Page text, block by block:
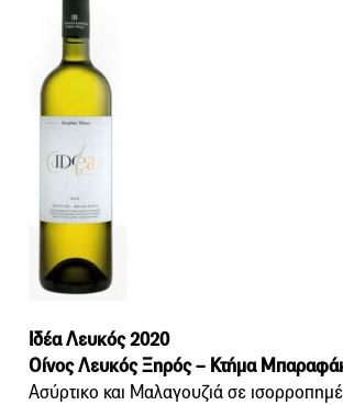
Ιδέα Λευκός 2020
Οίνος Λευκός Ξηρός – Κτήμα
Ασύρτικο και Μαλαγουζιά σε